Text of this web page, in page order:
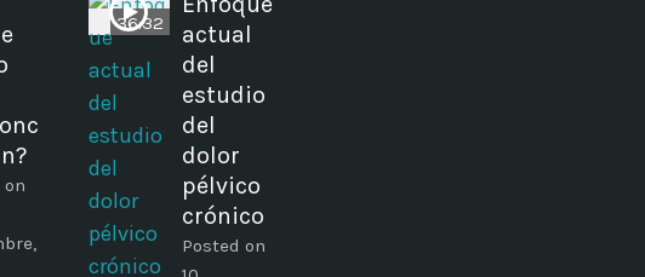
on
36:32
actual
del
estudio
del
dolor
pélvico
crónico
Posted on